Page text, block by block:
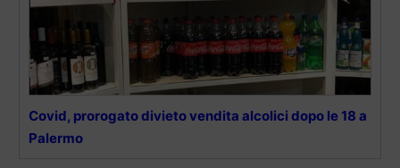
Covid, prorogato divieto vendita alcolici dopo le 18 a
Palermo